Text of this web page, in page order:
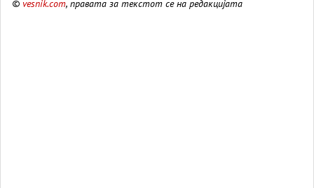
© vesnik.com, правата за текстот се на редакцијата